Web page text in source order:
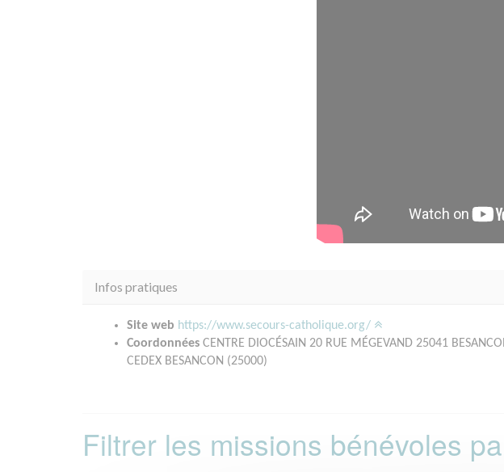
Infos pratiques
Site web https://www.secours-catholique.org/
Coordonnées CENTRE DIOCÉSAIN 20 RUE MÉGEVAND 25041
CEDEX BESANCON (25000)
Filtrer les missions bénévoles